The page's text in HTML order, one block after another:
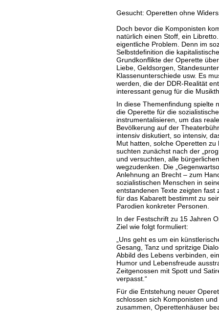
Gesucht: Operetten ohne
Doch bevor die Komponisten
natürlich einen Stoff, ein
eigentliche Problem. Denn im
Selbstdefinition die
Grundkonflikte der Operette
Liebe, Geldsorgen,
Klassenunterschiede usw. Es
werden, die der DDR-Realität
interessant genug für die
In diese Themenfindung spielte
die Operette für die
instrumentalisieren, um das
Bevölkerung auf der
intensiv diskutiert, so intensiv,
Mut hatten, solche Operetten
suchten zunächst nach der
und versuchten, alle
wegzudenken. Die
Anlehnung an Brecht – zum
sozialistischen Menschen in
entstandenen Texte zeigten fast
für das Kabarett bestimmt zu
Parodien konkreter Personen.
In der Festschrift zu 15 Jahren
Ziel wie folgt formuliert:
„Uns geht es um ein
Gesang, Tanz und spritzige
Abbild des Lebens verbinden,
Humor und Lebensfreude
Zeitgenossen mit Spott und
verpasst.“
Für die Entstehung neuer
schlossen sich Komponisten
zusammen, Operettenhäuser